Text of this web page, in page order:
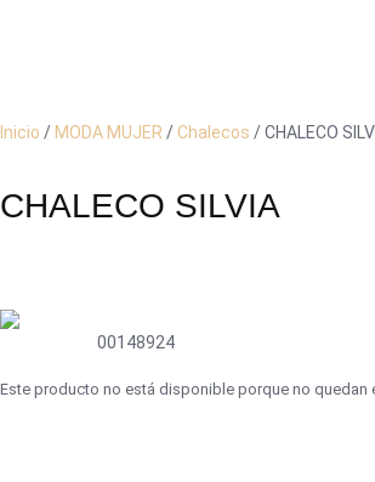
Inicio / MODA MUJER /Chalecos / CHALECO
CHALECO SILVIA
00148924
Este producto no está disponible porque no quedan